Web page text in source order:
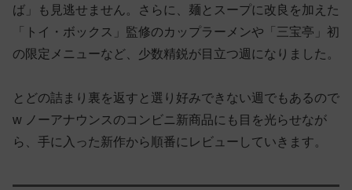
ば」も見逃せません。さらに、麺とスープに改良を加えた
「トイ・ボックス」監修のカップラーメンや「三宝亭」初
の限定メニューなど、少数精鋭が目立つ週になりました。
とどの詰まり裏を返すと選り好みできない週でもあるので
w ノーアナウンスのコンビニ新商品にも目を光らせなが
ら、手に入った新作から順番にレビューしていきます。